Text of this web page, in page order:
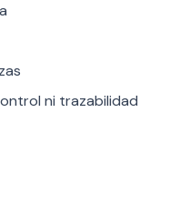
ni trazabilidad